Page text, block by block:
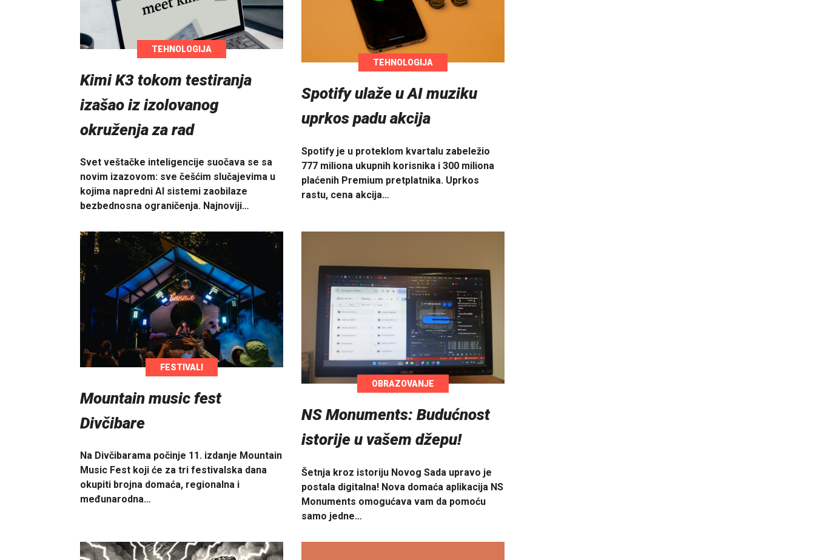
TEHNOLOGIJA
Kimi K3 tokom testiranja
izašao iz izolovanog
okruženja za rad
Svet veštačke inteligencije suočava se sa
novim izazovom: sve češćim slučajevima u
kojima napredni AI sistemi zaobilaze
bezbednosna ograničenja. Najnoviji…
TEHNOLOGIJA
Spotify ulaže u AI muziku
uprkos padu akcija
Spotify je u proteklom kvartalu zabeležio
777 miliona ukupnih korisnika i 300 miliona
plaćenih Premium pretplatnika. Uprkos
rastu, cena akcija…
FESTIVALI
Mountain music fest
Divčibare
Na Divčibarama počinje 11. izdanje Mountain
Music Fest koji će za tri festivalska dana
okupiti brojna domaća, regionalna i
međunarodna…
OBRAZOVANJE
NS Monuments: Budućnost
istorije u vašem džepu!
Šetnja kroz istoriju Novog Sada upravo je
postala digitalna! Nova domaća aplikacija NS
Monuments omogućava vam da pomoću
samo jedne…